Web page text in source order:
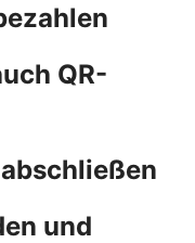
QR-
und